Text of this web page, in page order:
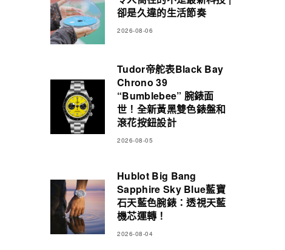
卻是久違的生活節奏
2026-08-06
Tudor帝舵表Black Bay
Chrono 39
“Bumblebee” 腕錶面
世！全新黃黑雙色錶盤和
滾花按鈕設計
2026-08-05
Hublot Big Bang
Sapphire Sky Blue藍寶
石天藍色腕錶：透視天藍
機芯運轉！
2026-08-04